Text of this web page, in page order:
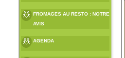
FROMAGES AU RESTO : NOTRE
AVIS
AGENDA